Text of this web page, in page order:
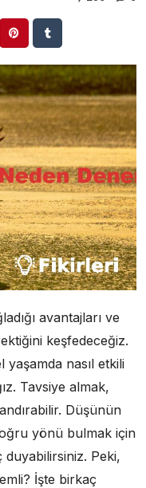
avantajları ve
keşfedeceğiz.
nasıl etkili
Tavsiye almak,
Düşünün
yönü bulmak için
duyabilirsiniz. Peki,
İşte birkaç